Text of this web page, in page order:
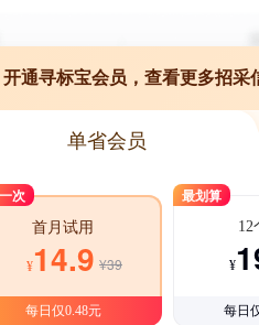
开通寻标宝会员，查看更多招采
单省会员
次
首月试用
¥14.9 ¥39
每日仅0.48元
最划算
12
¥
每日